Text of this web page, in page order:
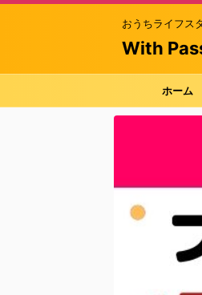
おうちライフス
With
ホーム